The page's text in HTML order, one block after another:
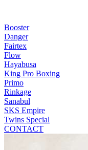
Booster
Danger
Fairtex
Flow
Hayabusa
King Pro Boxing
Primo
Rinkage
Sanabul
SKS Empire
Twins Special
CONTACT